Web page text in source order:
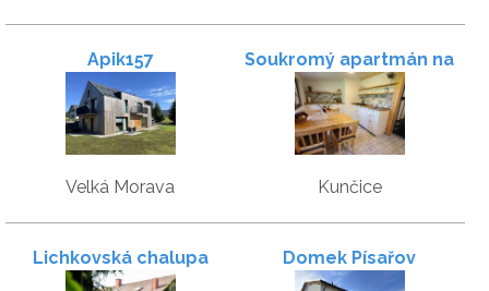
Apik157
Velká Morava
Soukromý apartmán na
chatě U profesora
Kunčice
Lichkovská chalupa Domek Písařov